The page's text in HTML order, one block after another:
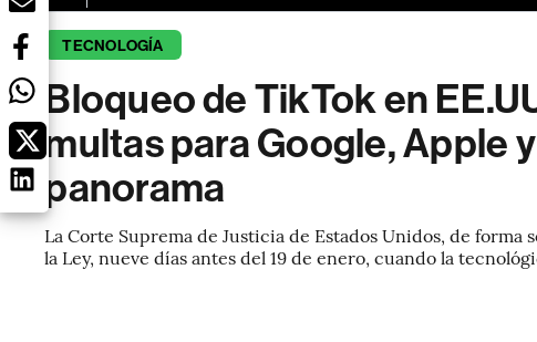
TECNOLOGÍA
Bloqueo de TikTok en
multas para Google, Apple
panorama
La Corte Suprema de Justicia de Estados Unidos, de
la Ley, nueve días antes del 19 de enero, cuando la